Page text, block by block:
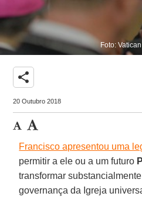
Foto:
share
20 Outubro 2018
Francisco apresentou uma
permitir a ele ou a um futuro
transformar
governança da Igreja